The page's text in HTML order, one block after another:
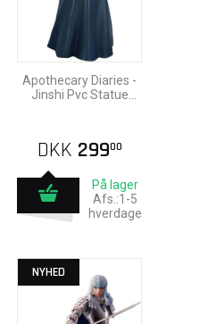
Apothecary Diaries -
Jinshi Pvc Statue
DKK 29900
På lager
Afs.:1-5
hverdage
NYHED